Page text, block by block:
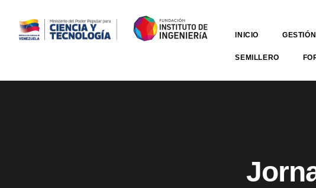
INICIO
SEMILLERO